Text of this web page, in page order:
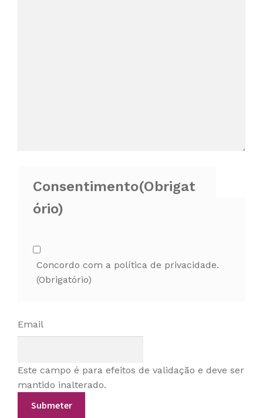
Consentimento(Obrigat
ório)
Concordo com a política de privacidade.
(Obrigatório)
Email
Este campo é para efeitos de validação e deve ser
mantido inalterado.